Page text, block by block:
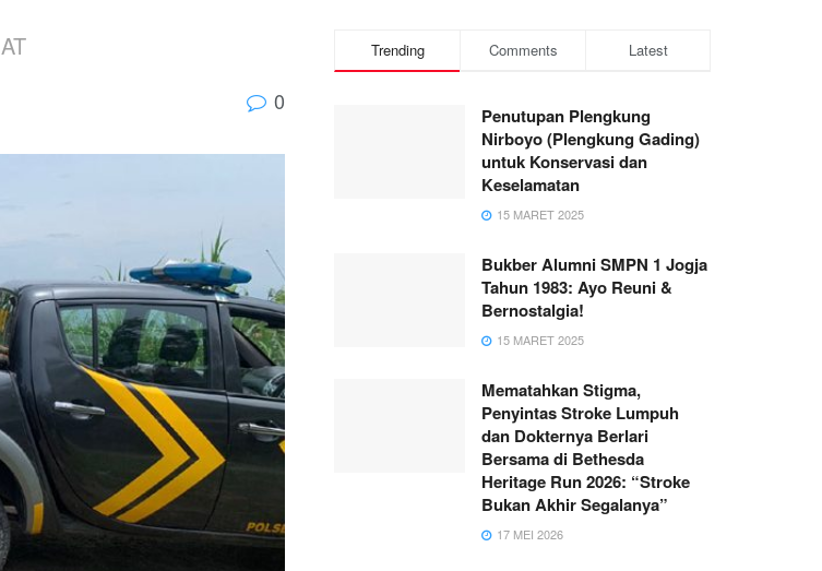
0
Trending Comments Latest
Penutupan Plengkung
Nirboyo (Plengkung Gading)
untuk Konservasi dan
Keselamatan
15 MARET 2025
Bukber Alumni SMPN 1 Jogja
Tahun 1983: Ayo Reuni &
Bernostalgia!
15 MARET 2025
Mematahkan Stigma,
Penyintas Stroke Lumpuh
dan Dokternya Berlari
Bersama di Bethesda
Heritage Run 2026: “Stroke
Bukan Akhir Segalanya”
17 MEI 2026